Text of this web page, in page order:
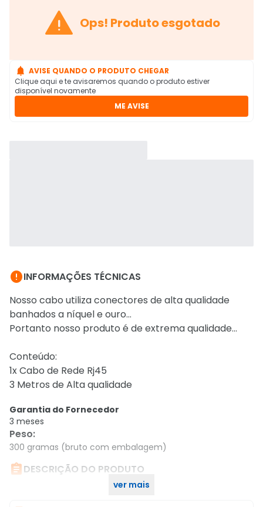
 Ops! Produto esgotado
 AVISE QUANDO O PRODUTO CHEGAR
Clique aqui e te avisaremos quando o produto estiver
disponível novamente
ME AVISE
INFORMAÇÕES TÉCNICAS
Nosso cabo utiliza conectores de alta qualidade
banhados a níquel e ouro...
Portanto nosso produto é de extrema qualidade...
Conteúdo:
1x Cabo de Rede Rj45
3 Metros de Alta qualidade
Garantia do Fornecedor
3 meses
Peso:
300 gramas (bruto com embalagem)
DESCRIÇÃO DO PRODUTO
ver mais